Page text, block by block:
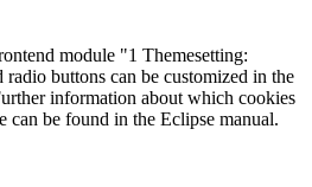
module "1 Themesetting:
buttons can be customized in the
information about which cookies
can be found in the Eclipse manual.